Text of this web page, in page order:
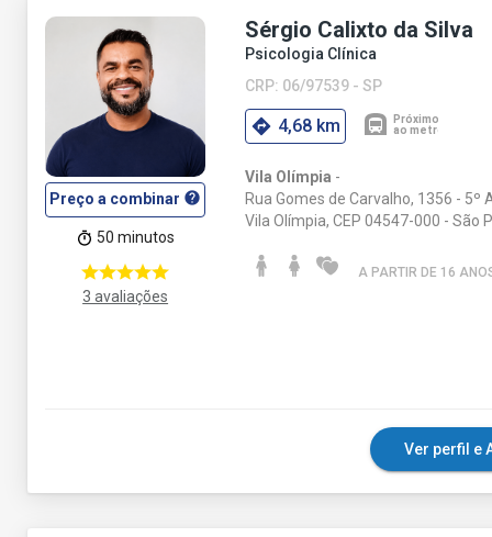
Preço a combinar help
50 minutos
3 avaliações
Sérgio Calixto da Silva
Psicologia Clínica
CRP: 06/97539 - SP
4,68 km
Vila Olímpia -
Rua Gomes de Carvalho, 1356 - 5º
Vila Olímpia, CEP 04547-000 - São
A PARTIR DE 16 ANO
Ver perfil e